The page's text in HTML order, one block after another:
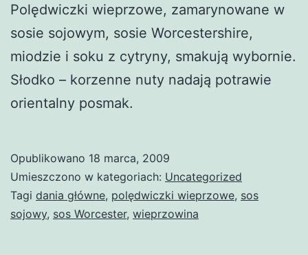
Polędwiczki wieprzowe, zamarynowane w
sosie sojowym, sosie Worcestershire,
miodzie i soku z cytryny, smakują wybornie.
Słodko – korzenne nuty nadają potrawie
orientalny posmak.
Opublikowano 18 marca, 2009
Umieszczono w kategoriach: Uncategorized
Tagi dania główne, polędwiczki wieprzowe, sos
sojowy, sos Worcester, wieprzowina